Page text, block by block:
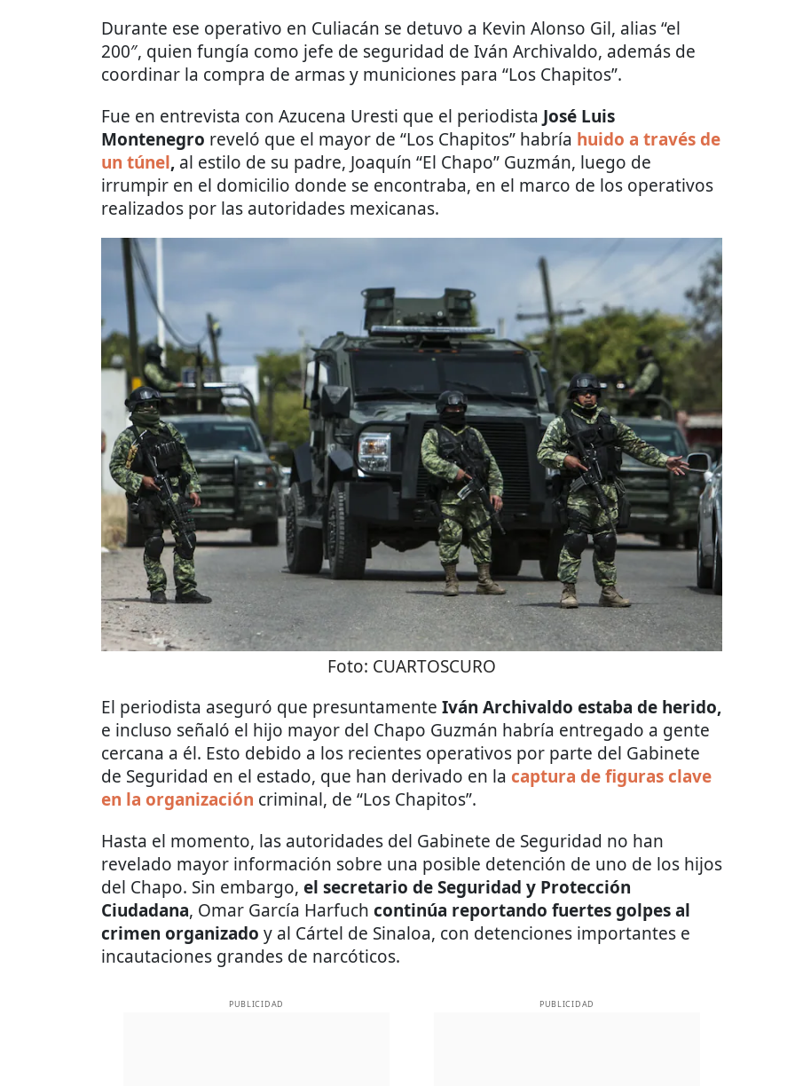
Durante ese operativo en Culiacán se detuvo a Kevin Alonso Gil, alias “el
200″, quien fungía como jefe de seguridad de Iván Archivaldo, además de
coordinar la compra de armas y municiones para “Los Chapitos”.
Fue en entrevista con Azucena Uresti que el periodista José Luis
Montenegro reveló que el mayor de “Los Chapitos” habría huido a través de
un túnel, al estilo de su padre, Joaquín “El Chapo” Guzmán, luego de
irrumpir en el domicilio donde se encontraba, en el marco de los operativos
realizados por las autoridades mexicanas.
Foto: CUARTOSCURO
El periodista aseguró que presuntamente Iván Archivaldo estaba de herido,
e incluso señaló el hijo mayor del Chapo Guzmán habría entregado a gente
cercana a él. Esto debido a los recientes operativos por parte del Gabinete
de Seguridad en el estado, que han derivado en la captura de figuras clave
en la organización criminal, de “Los Chapitos”.
Hasta el momento, las autoridades del Gabinete de Seguridad no han
revelado mayor información sobre una posible detención de uno de los hijos
del Chapo. Sin embargo, el secretario de Seguridad y Protección
Ciudadana, Omar García Harfuch continúa reportando fuertes golpes al
crimen organizado y al Cártel de Sinaloa, con detenciones importantes e
incautaciones grandes de narcóticos.
PUBLICIDAD PUBLICIDAD